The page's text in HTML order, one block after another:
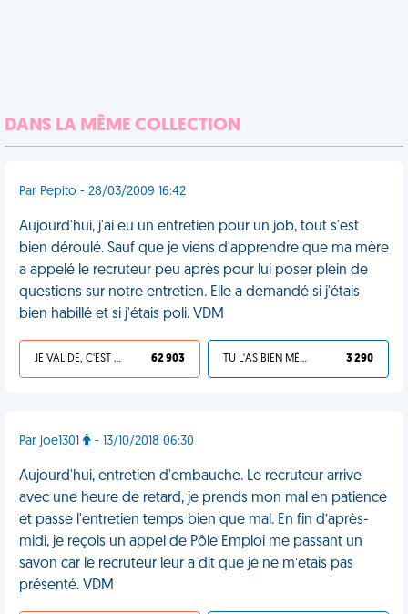
DANS LA MÊME COLLECTION
Par Pepito - 28/03/2009 16:42
Aujourd'hui, j'ai eu un entretien pour un job, tout s'est
bien déroulé. Sauf que je viens d'apprendre que ma mère
a appelé le recruteur peu après pour lui poser plein de
questions sur notre entretien. Elle a demandé si j'étais
bien habillé et si j'étais poli. VDM
JE VALIDE, C'EST UNE VDM 62 903 TU L'AS BIEN MÉRITÉ 3 290
Par joe1301 - 13/10/2018 06:30
Aujourd'hui, entretien d'embauche. Le recruteur arrive
avec une heure de retard, je prends mon mal en patience
et passe l'entretien temps bien que mal. En fin d’après-
midi, je reçois un appel de Pôle Emploi me passant un
savon car le recruteur leur a dit que je ne m’etais pas
présenté. VDM